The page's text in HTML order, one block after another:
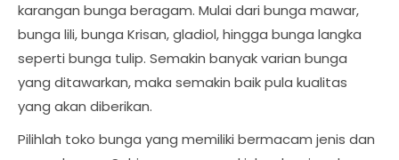
karangan bunga beragam. Mulai dari bunga mawar,
bunga lili, bunga Krisan, gladiol, hingga bunga langka
seperti bunga tulip. Semakin banyak varian bunga
yang ditawarkan, maka semakin baik pula kualitas
yang akan diberikan.
Pilihlah toko bunga yang memiliki bermacam jenis dan